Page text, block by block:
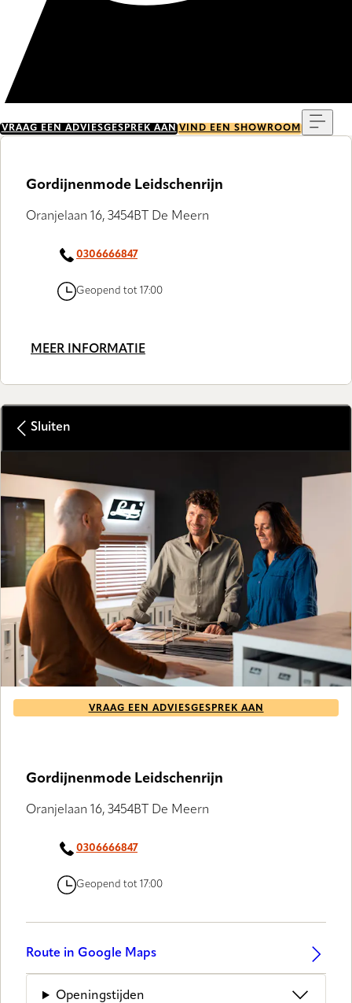
VRAAG EEN ADVIESGESPREK AAN VIND EEN SHOWROOM
Gordijnenmode Leidschenrijn
Oranjelaan 16, 3454BT De Meern
0306666847
Geopend tot 17:00
MEER INFORMATIE
Sluiten
VRAAG EEN ADVIESGESPREK AAN
Gordijnenmode Leidschenrijn
Oranjelaan 16, 3454BT De Meern
0306666847
Geopend tot 17:00
Route in Google Maps
Openingstijden